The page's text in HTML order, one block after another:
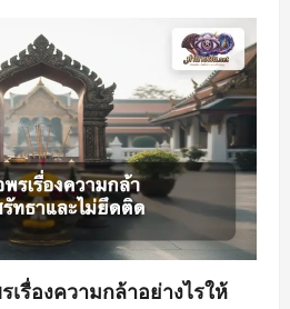
รื่องความกล้าอย่างไรให้